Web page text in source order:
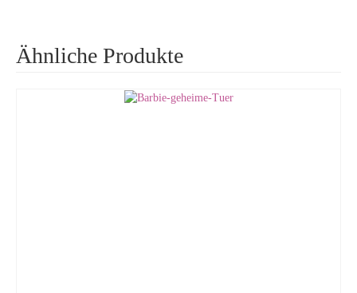
Ähnliche Produkte